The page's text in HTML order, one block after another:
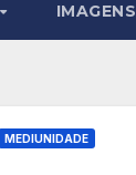
IMAGENS
MEDIUNIDADE